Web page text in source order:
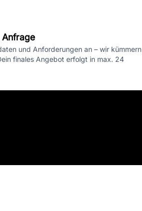
Anfrage
und Anforderungen an – wir kümmern
finales Angebot erfolgt in max. 24